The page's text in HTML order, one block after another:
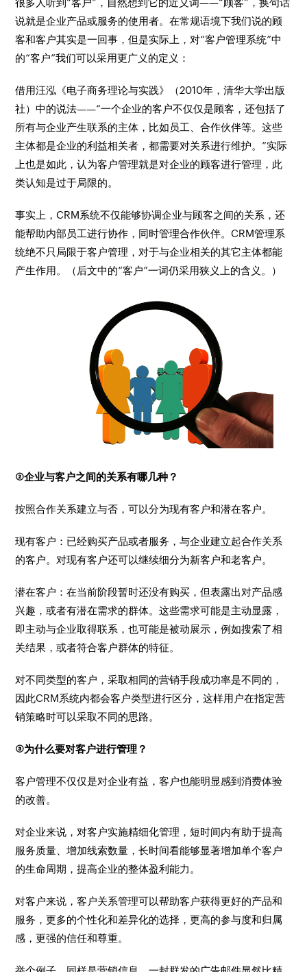
很多人听到“客户”，自然想到它的近义词——“顾客”，换句话
说就是企业产品或服务的使用者。在常规语境下我们说的顾
客和客户其实是一回事，但是实际上，对“客户管理系统”中
的“客户”我们可以采用更广义的定义：
借用汪泓《电子商务理论与实践》（2010年，清华大学出版
社）中的说法——“一个企业的客户不仅仅是顾客，还包括了
所有与企业产生联系的主体，比如员工、合作伙伴等。这些
主体都是企业的利益相关者，都需要对关系进行维护。”实际
上也是如此，认为客户管理就是对企业的顾客进行管理，此
类认知是过于局限的。
事实上，CRM系统不仅能够协调企业与顾客之间的关系，还
能帮助内部员工进行协作，同时管理合作伙伴。CRM管理系
统绝不只局限于客户管理，对于与企业相关的其它主体都能
产生作用。（后文中的“客户”一词仍采用狭义上的含义。）
②企业与客户之间的关系有哪几种？
按照合作关系建立与否，可以分为现有客户和潜在客户。
现有客户：已经购买产品或者服务，与企业建立起合作关系
的客户。对现有客户还可以继续细分为新客户和老客户。
潜在客户：在当前阶段暂时还没有购买，但表露出对产品感
兴趣，或者有潜在需求的群体。这些需求可能是主动显露，
即主动与企业取得联系，也可能是被动展示，例如搜索了相
关结果，或者符合客户群体的特征。
对不同类型的客户，采取相同的营销手段成功率是不同的，
因此CRM系统内都会客户类型进行区分，这样用户在指定营
销策略时可以采取不同的思路。
③为什么要对客户进行管理？
客户管理不仅仅是对企业有益，客户也能明显感到消费体验
的改善。
对企业来说，对客户实施精细化管理，短时间内有助于提高
服务质量、增加线索数量，长时间看能够显著增加单个客户
的生命周期，提高企业的整体盈利能力。
对客户来说，客户关系管理可以帮助客户获得更好的产品和
服务，更多的个性化和差异化的选择，更高的参与度和归属
感，更强的信任和尊重。